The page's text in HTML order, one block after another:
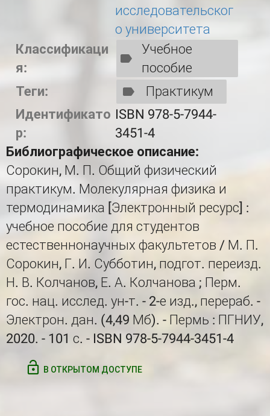
исследовательског
о университета
Классификаци
я:
Учебное
пособие
Теги:
Практикум
Идентификато
р:
ISBN 978-5-7944-
3451-4
Библиографическое описание:
Сорокин, М. П. Общий физический
практикум. Молекулярная физика и
термодинамика [Электронный ресурс] :
учебное пособие для студентов
естественнонаучных факультетов / М. П.
Сорокин, Г. И. Субботин, подгот. переизд.
Н. В. Колчанов, Е. А. Колчанова ; Перм.
гос. нац. исслед. ун-т. - 2-е изд., перераб. -
Электрон. дан. (4,49 Мб). - Пермь : ПГНИУ,
2020. - 101 с. - ISBN 978-5-7944-3451-4
В ОТКРЫТОМ ДОСТУПЕ